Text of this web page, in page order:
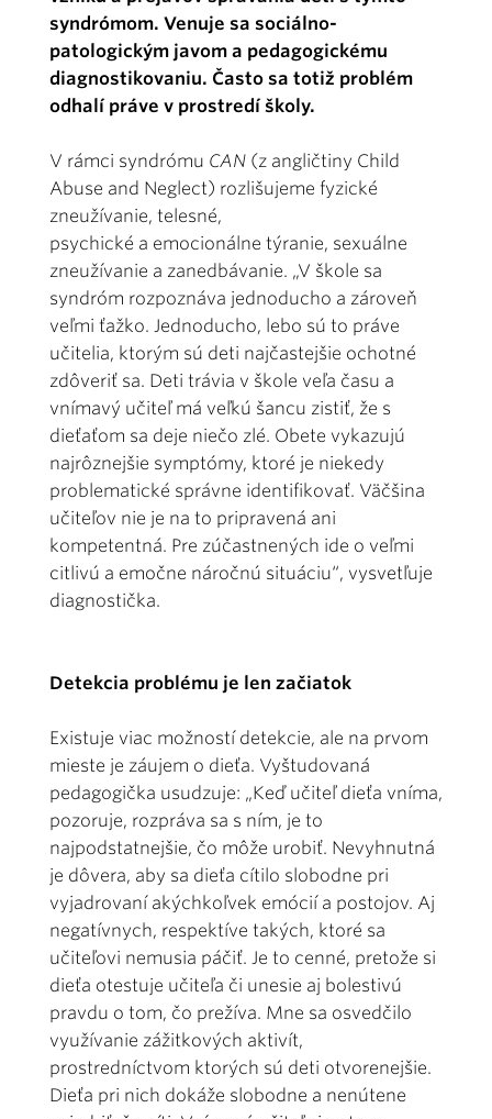
syndrómom. Venuje sa sociálno-
patologickým javom a pedagogickému
diagnostikovaniu. Často sa totiž problém
odhalí práve v prostredí školy.
V rámci syndrómu CAN (z angličtiny Child
Abuse and Neglect) rozlišujeme fyzické
zneužívanie, telesné,
psychické a emocionálne týranie, sexuálne
zneužívanie a zanedbávanie. „V škole sa
syndróm rozpoznáva jednoducho a zároveň
veľmi ťažko. Jednoducho, lebo sú to práve
učitelia, ktorým sú deti najčastejšie ochotné
zdôveriť sa. Deti trávia v škole veľa času a
vnímavý učiteľ má veľkú šancu zistiť, že s
dieťaťom sa deje niečo zlé. Obete vykazujú
najrôznejšie symptómy, ktoré je niekedy
problematické správne identifikovať. Väčšina
učiteľov nie je na to pripravená ani
kompetentná. Pre zúčastnených ide o veľmi
citlivú a emočne náročnú situáciu“, vysvetľuje
diagnostička.
Detekcia problému je len začiatok
Existuje viac možností detekcie, ale na prvom
mieste je záujem o dieťa. Vyštudovaná
pedagogička usudzuje: „Keď učiteľ dieťa vníma,
pozoruje, rozpráva sa s ním, je to
najpodstatnejšie, čo môže urobiť. Nevyhnutná
je dôvera, aby sa dieťa cítilo slobodne pri
vyjadrovaní akýchkoľvek emócií a postojov. Aj
negatívnych, respektíve takých, ktoré sa
učiteľovi nemusia páčiť. Je to cenné, pretože si
dieťa otestuje učiteľa či unesie aj bolestivú
pravdu o tom, čo prežíva. Mne sa osvedčilo
využívanie zážitkových aktivít,
prostredníctvom ktorých sú deti otvorenejšie.
Dieťa pri nich dokáže slobodne a nenútene